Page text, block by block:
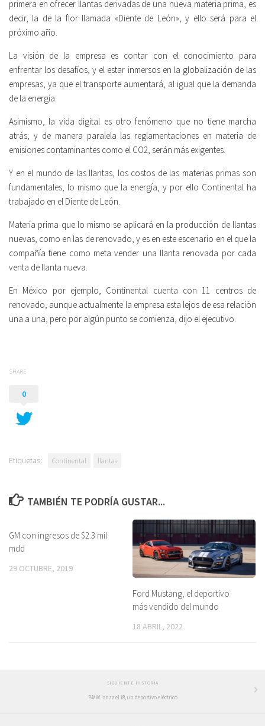
primera en ofrecer llantas derivadas de una nueva materia prima, es
decir, la de la flor llamada «Diente de León», y ello será para el
próximo año.
La visión de la empresa es contar con el conocimiento para
enfrentar los desafíos, y el estar inmersos en la globalización de las
empresas, ya que el transporte aumentará, al igual que la demanda
de la energía.
Asimismo, la vida digital es otro fenómeno que no tiene marcha
atrás; y de manera paralela las reglamentaciones en materia de
emisiones contaminantes como el CO2, serán más exigentes.
Y en el mundo de las llantas, los costos de las materias primas son
fundamentales, lo mismo que la energía, y por ello Continental ha
trabajado en el Diente de León.
Materia prima que lo mismo se aplicará en la producción de llantas
nuevas, como en las de renovado, y es en este escenario en el que la
compañía tiene como meta vender una llanta renovada por cada
venta de llanta nueva.
En México por ejemplo, Continental cuenta con 11 centros de
renovado, aunque actualmente la empresa esta lejos de esa relación
una a una, pero por algún punto se comienza, dijo el ejecutivo.
SHARE
0
Etiquetas: Continental llantas
TAMBIÉN TE PODRÍA GUSTAR...
GM con ingresos de $2.3 mil
mdd
29 OCTUBRE, 2019
Ford Mustang, el deportivo
más vendido del mundo
18 ABRIL, 2022
SIGUIENTE HISTORIA
BMW lanza el i8, un deportivo eléctrico